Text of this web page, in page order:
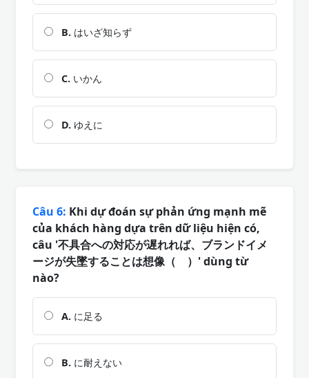
B. はいざ知らず
C. いかん
D. ゆえに
Câu 6: Khi dự đoán sự phản ứng mạnh mẽ
của khách hàng dựa trên dữ liệu hiện có,
câu '不具合への対応が遅れれば、ブランドイメ
ージが失墜することは想像（ ）' dùng từ
nào?
A. に足る
B. に耐えない